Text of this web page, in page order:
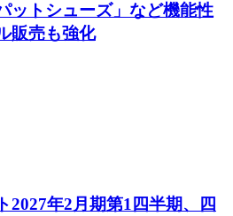
トシューズ」など機能性
販売も強化
2027年2月期第1四半期、四